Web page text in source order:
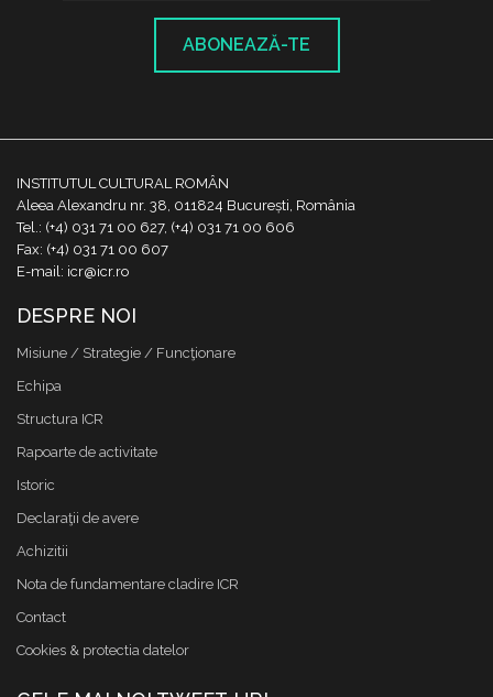
ABONEAZĂ-TE
INSTITUTUL CULTURAL ROMÂN
Aleea Alexandru nr. 38, 011824 București, România
Tel.: (+4) 031 71 00 627, (+4) 031 71 00 606
Fax: (+4) 031 71 00 607
E-mail: icr@icr.ro
DESPRE NOI
Misiune / Strategie / Funcţionare
Echipa
Structura ICR
Rapoarte de activitate
Istoric
Declaraţii de avere
Achizitii
Nota de fundamentare cladire ICR
Contact
Cookies & protectia datelor